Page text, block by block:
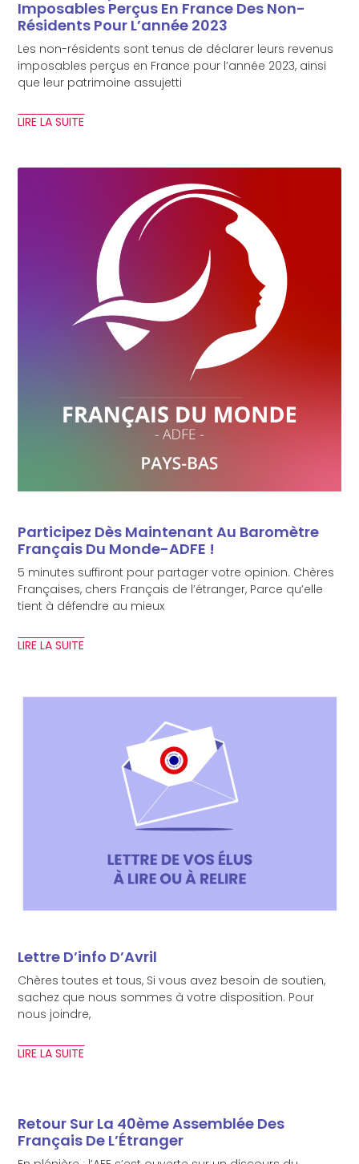
Imposables Perçus En France Des Non-
Résidents Pour L’année 2023
Les non-résidents sont tenus de déclarer leurs revenus
imposables perçus en France pour l’année 2023, ainsi
que leur patrimoine assujetti
LIRE LA SUITE
Participez Dès Maintenant Au Baromètre
Français Du Monde-ADFE !
5 minutes suffiront pour partager votre opinion. Chères
Françaises, chers Français de l’étranger, Parce qu’elle
tient à défendre au mieux
LIRE LA SUITE
Lettre D’info D’Avril
Chères toutes et tous, Si vous avez besoin de soutien,
sachez que nous sommes à votre disposition. Pour
nous joindre,
LIRE LA SUITE
Retour Sur La 40ème Assemblée Des
Français De L’Étranger